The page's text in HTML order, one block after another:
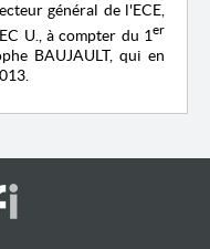
général de l'ECE,
U., à compter du 1er
BAUJAULT, qui en